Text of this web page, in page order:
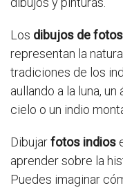
Los dibujos de
representan la
tradiciones de los
aullando a la luna,
cielo o un indio
Dibujarfotos indios
aprender sobre la
Puedes imaginar